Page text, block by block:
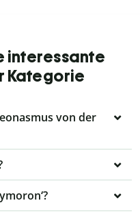
interessante
Kategorie
von der